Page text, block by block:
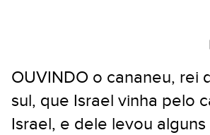
OUVINDO o cananeu, rei
sul, que Israel vinha pelo
Israel, e dele levou